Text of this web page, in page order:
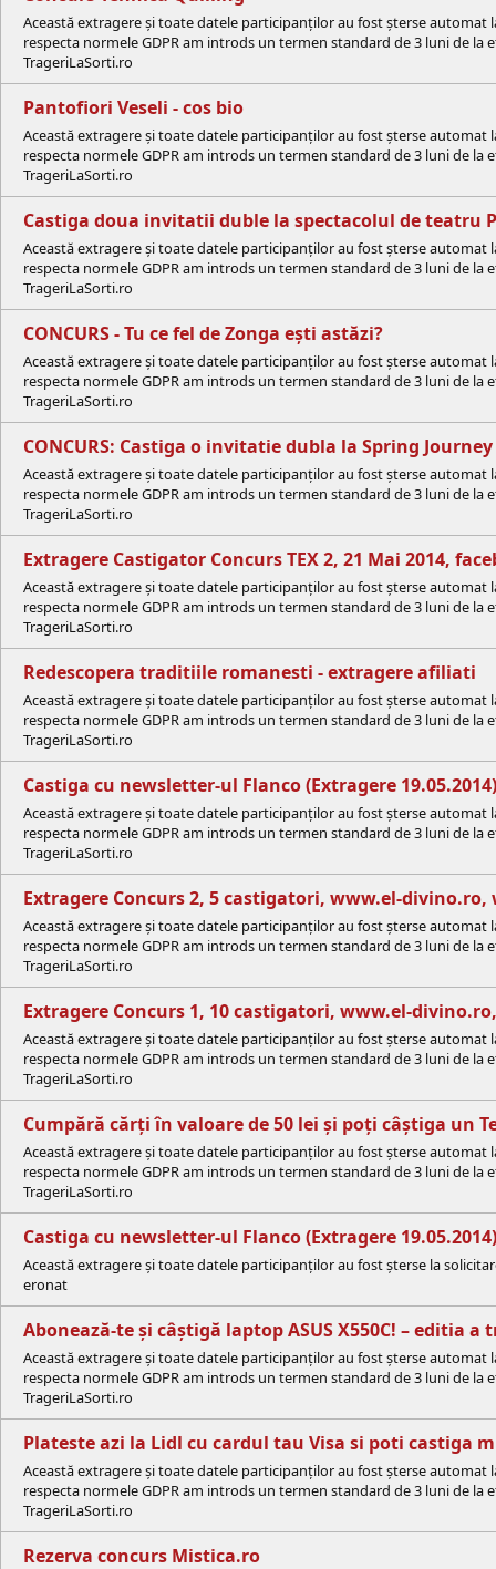
Această extragere și toate datele participanților au fost șterse
respecta normele GDPR am introds un termen standard de 3 luni de
TrageriLaSorti.ro
Pantofiori Veseli - cos bio
Această extragere și toate datele participanților au fost șterse
respecta normele GDPR am introds un termen standard de 3 luni de
TrageriLaSorti.ro
Castiga doua invitatii duble la spectacolul de teatru
Această extragere și toate datele participanților au fost șterse
respecta normele GDPR am introds un termen standard de 3 luni de
TrageriLaSorti.ro
CONCURS - Tu ce fel de Zonga ești astăzi?
Această extragere și toate datele participanților au fost șterse
respecta normele GDPR am introds un termen standard de 3 luni de
TrageriLaSorti.ro
CONCURS: Castiga o invitatie dubla la Spring
Această extragere și toate datele participanților au fost șterse
respecta normele GDPR am introds un termen standard de 3 luni de
TrageriLaSorti.ro
Extragere Castigator Concurs TEX 2, 21 Mai 2014,
Această extragere și toate datele participanților au fost șterse
respecta normele GDPR am introds un termen standard de 3 luni de
TrageriLaSorti.ro
Redescopera traditiile romanesti - extragere afiliati
Această extragere și toate datele participanților au fost șterse
respecta normele GDPR am introds un termen standard de 3 luni de
TrageriLaSorti.ro
Castiga cu newsletter-ul Flanco (Extragere
Această extragere și toate datele participanților au fost șterse
respecta normele GDPR am introds un termen standard de 3 luni de
TrageriLaSorti.ro
Extragere Concurs 2, 5 castigatori, www.el-
Această extragere și toate datele participanților au fost șterse
respecta normele GDPR am introds un termen standard de 3 luni de
TrageriLaSorti.ro
Extragere Concurs 1, 10 castigatori, www.el-
Această extragere și toate datele participanților au fost șterse
respecta normele GDPR am introds un termen standard de 3 luni de
TrageriLaSorti.ro
Cumpără cărți în valoare de 50 lei și poți câștiga un
Această extragere și toate datele participanților au fost șterse
respecta normele GDPR am introds un termen standard de 3 luni de
TrageriLaSorti.ro
Castiga cu newsletter-ul Flanco (Extragere 19.05.2014)
Această extragere și toate datele participanților au fost șterse la
eronat
Abonează-te și câștigă laptop ASUS X550C! – editia a
Această extragere și toate datele participanților au fost șterse
respecta normele GDPR am introds un termen standard de 3 luni de
TrageriLaSorti.ro
Plateste azi la Lidl cu cardul tau Visa si poti castiga
Această extragere și toate datele participanților au fost șterse
respecta normele GDPR am introds un termen standard de 3 luni de
TrageriLaSorti.ro
Rezerva concurs Mistica.ro